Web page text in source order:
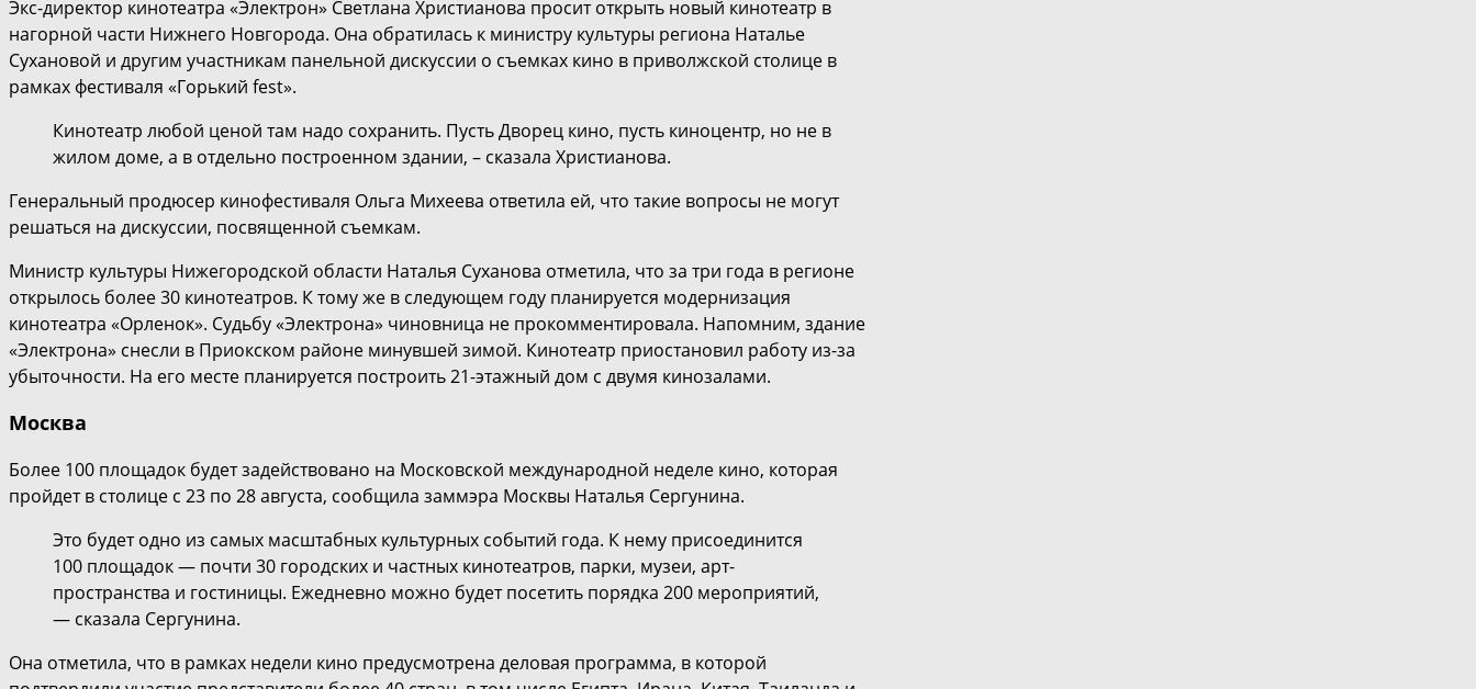
Экс-директор кинотеатра «Электрон» Светлана Христианова просит открыть новый кинотеатр в
нагорной части Нижнего Новгорода. Она обратилась к министру культуры региона Наталье
Сухановой и другим участникам панельной дискуссии о съемках кино в приволжской столице в
рамках фестиваля «Горький fest».
Кинотеатр любой ценой там надо сохранить. Пусть Дворец кино, пусть киноцентр, но не в
жилом доме, а в отдельно построенном здании, – сказала Христианова.
Генеральный продюсер кинофестиваля Ольга Михеева ответила ей, что такие вопросы не могут
решаться на дискуссии, посвященной съемкам.
Министр культуры Нижегородской области Наталья Суханова отметила, что за три года в регионе
открылось более 30 кинотеатров. К тому же в следующем году планируется модернизация
кинотеатра «Орленок». Судьбу «Электрона» чиновница не прокомментировала. Напомним, здание
«Электрона» снесли в Приокском районе минувшей зимой. Кинотеатр приостановил работу из-за
убыточности. На его месте планируется построить 21-этажный дом с двумя кинозалами.
Москва
Более 100 площадок будет задействовано на Московской международной неделе кино, которая
пройдет в столице с 23 по 28 августа, сообщила заммэра Москвы Наталья Сергунина.
Это будет одно из самых масштабных культурных событий года. К нему присоединится
100 площадок — почти 30 городских и частных кинотеатров, парки, музеи, арт-
пространства и гостиницы. Ежедневно можно будет посетить порядка 200 мероприятий,
— сказала Сергунина.
Она отметила, что в рамках недели кино предусмотрена деловая программа, в которой